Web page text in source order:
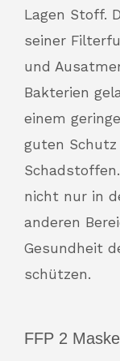
Lagen Stoff.
seiner
und
Bakterien
einem
guten
nicht nur in
anderen
Gesundheit
schützen.
FFP 2